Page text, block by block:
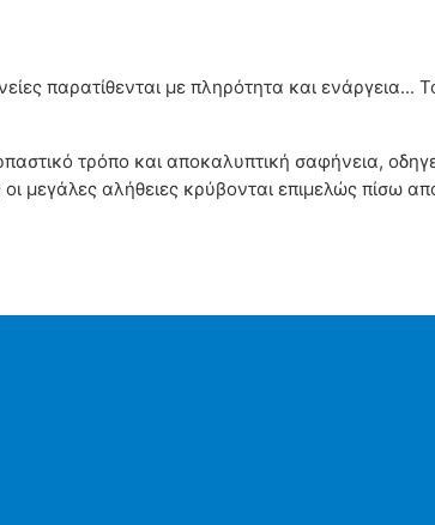
παρατίθενται με πληρότητα και
τρόπο και αποκαλυπτική σαφήνεια,
μεγάλες αλήθειες κρύβονται επιμελώς πίσω